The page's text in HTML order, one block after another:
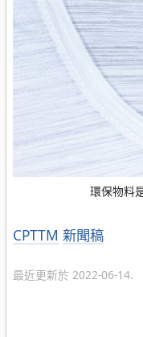
環保物料
分
CPTTM 新聞稿
最近更新於 2022-06-14.